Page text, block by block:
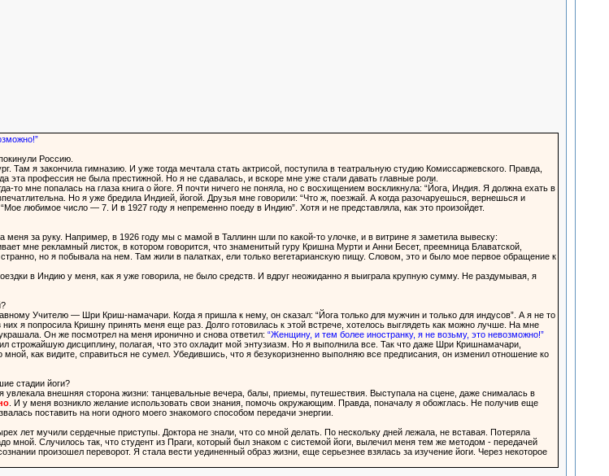
Россию.
Там я закончила гимназию. И уже тогда мечтала стать актрисой, поступила в театральную студию Комиссаржевского. Правда,
эта профессия не была престижной. Но я не сдавалась, и вскоре мне уже стали давать главные роли.
то мне попалась на глаза книга о йоге. Я почти ничего не поняла, но с восхищением воскликнула: “Йога, Индия. Я должна ехать в
Но я уже бредила Индией, йогой. Друзья мне говорили: “Что ж, поезжай. А когда разочаруешься, вернешься и
любимое число — 7. И в 1927 году я непременно поеду в Индию”. Хотя и не представляла, как это произойдет.
меня за руку. Например, в 1926 году мы с мамой в Таллинн шли по какой-то улочке, и в витрине я заметила вывеску:
мне рекламный листок, в котором говорится, что знаменитый гуру Кришна Мурти и Анни Бесет, преемница Блаватской,
но я побывала на нем. Там жили в палатках, ели только вегетарианскую пищу. Словом, это и было мое первое обращение к
в Индию у меня, как я уже говорила, не было средств. И вдруг неожиданно я выиграла крупную сумму. Не раздумывая, я
Учителю — Шри Криш-намачари. Когда я пришла к нему, он сказал: “Йога только для мужчин и только для индусов”. А я не то
я попросила Кришну принять меня еще раз. Долго готовилась к этой встрече, хотелось выглядеть как можно лучше. На мне
Он же посмотрел на меня иронично и снова ответил: “Женщину, и тем более иностранку, я не возьму, это невозможно!”
строжайшую дисциплину, полагая, что это охладит мой энтузиазм. Но я выполнила все. Так что даже Шри Кришнамачари,
как видите, справиться не сумел. Убедившись, что я безукоризненно выполняю все предписания, он изменил отношение ко
стадии йоги?
внешняя сторона жизни: танцевальные вечера, балы, приемы, путешествия. Выступала на сцене, даже снималась в
. И у меня возникло желание использовать свои знания, помочь окружающим. Правда, поначалу я обожглась. Не получив еще
поставить на ноги одного моего знакомого способом передачи энергии.
лет мучили сердечные приступы. Доктора не знали, что со мной делать. По нескольку дней лежала, не вставая. Потеряла
мной. Случилось так, что студент из Праги, который был знаком с системой йоги, вылечил меня тем же методом - передачей
произошел переворот. Я стала вести уединенный образ жизни, еще серьезнее взялась за изучение йоги. Через некоторое